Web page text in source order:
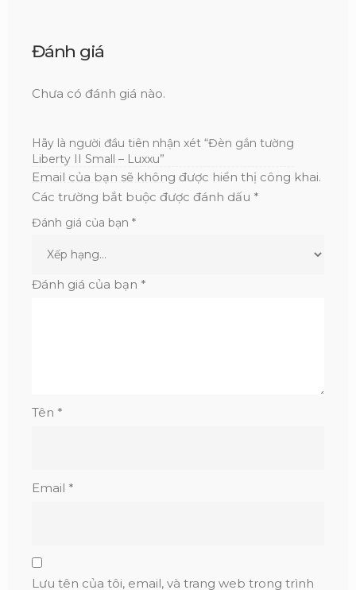
Đánh giá
Chưa có đánh giá nào.
Hãy là người đầu tiên nhận xét “Đèn gắn tường
Liberty II Small – Luxxu”
Email của bạn sẽ không được hiển thị công khai.
Các trường bắt buộc được đánh dấu *
Đánh giá của bạn *
Đánh giá của bạn *
Tên *
Email *
Lưu tên của tôi, email, và trang web trong trình